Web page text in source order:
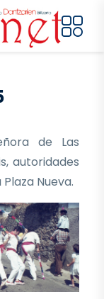
de Las
autoridades
Nueva.